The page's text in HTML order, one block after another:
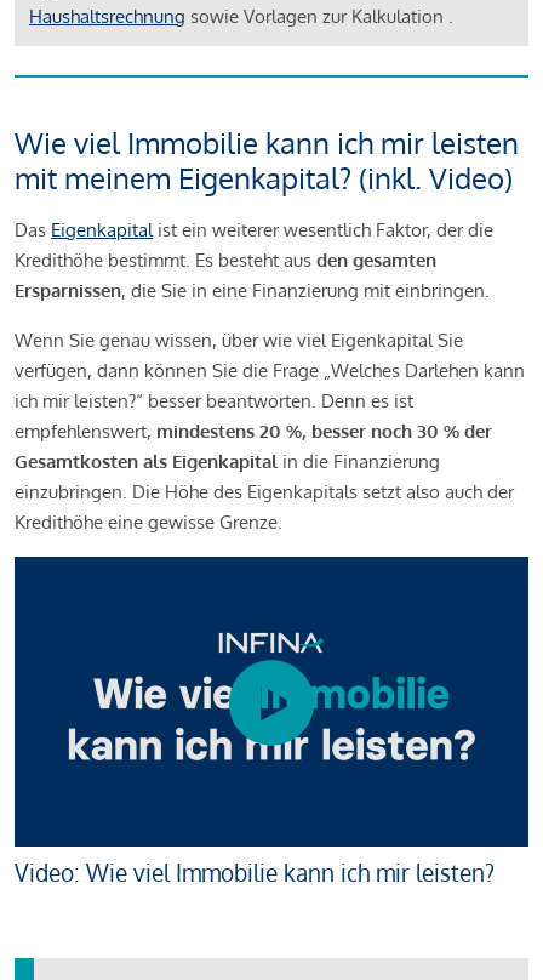
Haushaltsrechnung sowie Vorlagen zur Kalkulation .
Wie viel Immobilie kann ich mir leisten
mit meinem Eigenkapital? (inkl. Video)
Das Eigenkapitalist ein weiterer wesentlich Faktor, der die
Kredithöhe bestimmt. Es besteht aus den gesamten
Ersparnissen, die Sie in eine Finanzierung mit einbringen.
Wenn Sie genau wissen, über wie viel Eigenkapital Sie
verfügen, dann können Sie die Frage „Welches Darlehen kann
ich mir leisten?“ besser beantworten. Denn es ist
empfehlenswert, mindestens 20 %, besser noch 30 % der
Gesamtkosten als Eigenkapital in die Finanzierung
einzubringen. Die Höhe des Eigenkapitals setzt also auch der
Kredithöhe eine gewisse Grenze.
Video: Wie viel Immobilie kann ich mir leisten?